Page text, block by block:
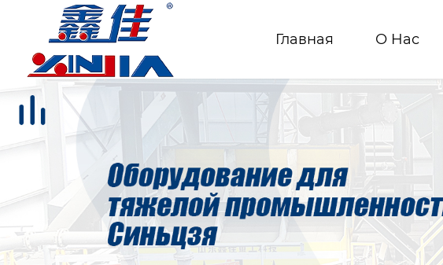
Главная О Hас